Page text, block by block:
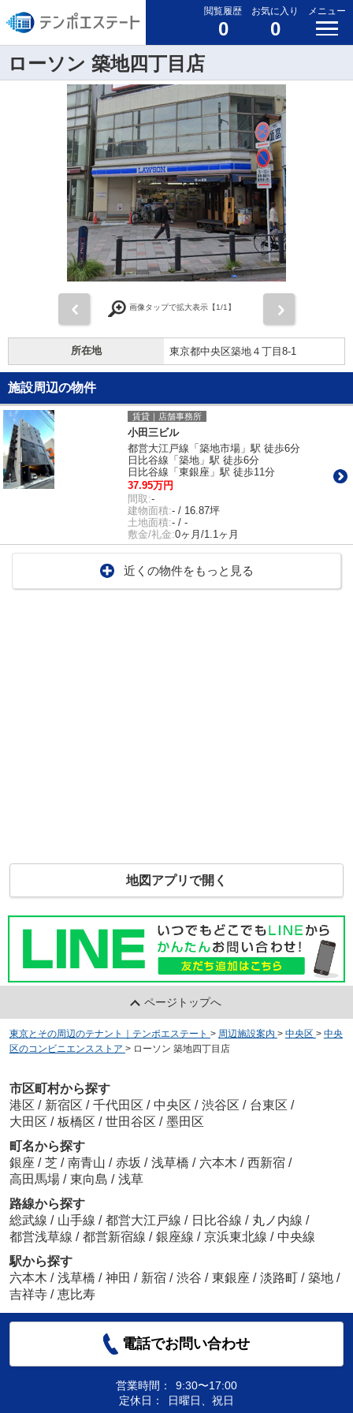
閲覧履歴
0
お気に入り
0
メニュー
ローソン 築地四丁目店
画像タップで拡大表示【1/1】
所在地 東京都中央区築地４丁目8-1
施設周辺の物件
賃貸｜店舗事務所
小田三ビル
都営大江戸線「築地市場」駅 徒歩6分
日比谷線「築地」駅 徒歩6分
日比谷線「東銀座」駅 徒歩11分
37.95万円
間取:-
建物面積:- / 16.87坪
土地面積:- / -
敷金/礼金:0ヶ月/1.1ヶ月
近くの物件をもっと見る
地図アプリで開く
ページトップへ
東京とその周辺のテナント｜テンポエステート > 周辺施設案内 > 中央区 > 中央
区のコンビニエンスストア > ローソン 築地四丁目店
市区町村から探す
港区 / 新宿区 / 千代田区 / 中央区 / 渋谷区 / 台東区 /
大田区 / 板橋区 / 世田谷区 / 墨田区
町名から探す
銀座 / 芝 / 南青山 / 赤坂 / 浅草橋 / 六本木 / 西新宿 /
高田馬場 / 東向島 / 浅草
路線から探す
総武線 / 山手線 / 都営大江戸線 / 日比谷線 / 丸ノ内線 /
都営浅草線 / 都営新宿線 / 銀座線 / 京浜東北線 / 中央線
駅から探す
六本木 / 浅草橋 / 神田 / 新宿 / 渋谷 / 東銀座 / 淡路町 / 築地 /
吉祥寺 / 恵比寿
電話でお問い合わせ
営業時間：
9:30〜17:00
定休日：
日曜日、祝日